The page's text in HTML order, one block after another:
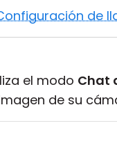
de
el modo Chat
de su